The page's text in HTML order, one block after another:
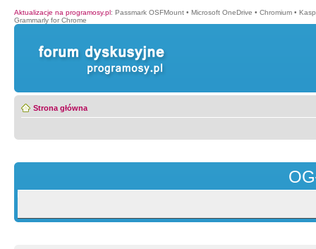
Aktualizacje na programosy.pl: Passmark OSFMount • Microsoft OneDrive • Chromium •
Grammarly for Chrome
Strona główna